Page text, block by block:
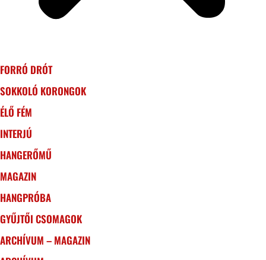
FORRÓ DRÓT
SOKKOLÓ KORONGOK
ÉLŐ FÉM
INTERJÚ
HANGERŐMŰ
MAGAZIN
HANGPRÓBA
GYŰJTŐI CSOMAGOK
ARCHÍVUM – MAGAZIN